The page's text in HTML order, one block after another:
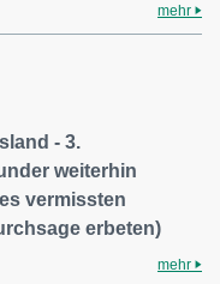
mehr
- 3.
weiterhin
vermissten
erbeten)
mehr